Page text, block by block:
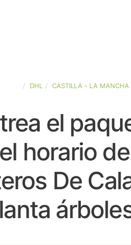
DHL CASTILLA - LA MANCHA
el
horario
De